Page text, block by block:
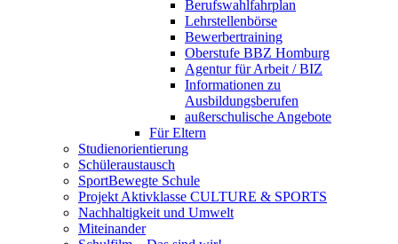
Berufswahlfahrplan
Lehrstellenbörse
Bewerbertraining
Oberstufe BBZ Homburg
Agentur für Arbeit / BIZ
Informationen zu
Ausbildungsberufen
außerschulische Angebote
Für Eltern
Studienorientierung
Schüleraustausch
SportBewegte Schule
Projekt Aktivklasse CULTURE & SPORTS
Nachhaltigkeit und Umwelt
Miteinander